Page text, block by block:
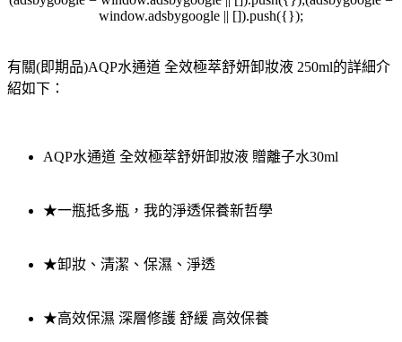
window.adsbygoogle || []).push({});
有關(即期品)AQP水通道 全效極萃舒妍卸妝液 250ml的詳細介
紹如下：
AQP水通道 全效極萃舒妍卸妝液 贈離子水30ml
★一瓶抵多瓶，我的淨透保養新哲學
★卸妝、清潔、保濕、淨透
★高效保濕 深層修護 舒緩 高效保養